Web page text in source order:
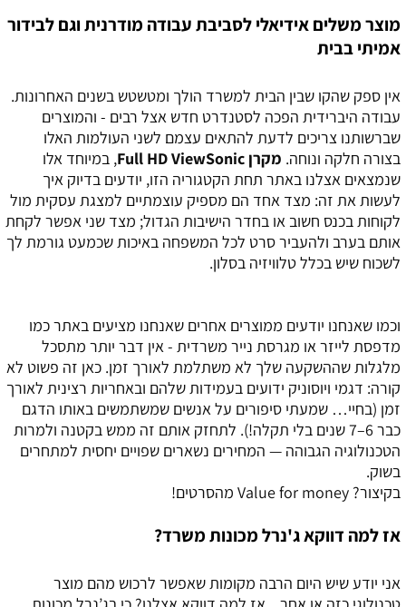
מוצר משלים אידיאלי לסביבת עבודה מודרנית וגם לבידור
אמיתי בבית
אין ספק שהקו שבין הבית למשרד הולך ומטשטש בשנים האחרונות.
עבודה היברידית הפכה לסטנדרט חדש אצל רבים - והמוצרים
שברשותנו צריכים לדעת להתאים עצמם לשני העולמות האלו
בצורה חלקה ונוחה. מקרן Full HD ViewSonic
, במיוחד אלו
שנמצאים אצלנו באתר תחת הקטגוריה הזו, יודעים בדיוק איך
לעשות את זה: מצד אחד הם מספיק עוצמתיים למצגת עסקית מול
לקוחות בכנס חשוב או בחדר הישיבות הגדול; מצד שני אפשר לקחת
אותם בערב ולהעביר סרט לכל המשפחה באיכות שכמעט גורמת לך
לשכוח שיש בכלל טלוויזיה בסלון.
וכמו שאנחנו יודעים ממוצרים אחרים שאנחנו מציעים באתר כמו
מדפסת לייזר או מגרסת נייר משרדית - אין דבר יותר מתסכל
מלגלות שההשקעה שלך לא משתלמת לאורך זמן. כאן זה פשוט לא
קורה: דגמי ויוסוניק ידועים בעמידות שלהם ובאחריות רצינית לאורך
זמן (בחיי… שמעתי סיפורים על אנשים שמשתמשים באותו הדגם
כבר 6–7 שנים בלי תקלה!). לתחזק אותם זה ממש בקטנה ולמרות
הטכנולוגיה הגבוהה — המחירים נשארים שפויים יחסית למתחרים
בשוק.
בקיצור? Value for money מהסרטים!
אז למה דווקא ג'נרל מכונות משרד?
אני יודע שיש היום הרבה מקומות שאפשר לרכוש מהם מוצר